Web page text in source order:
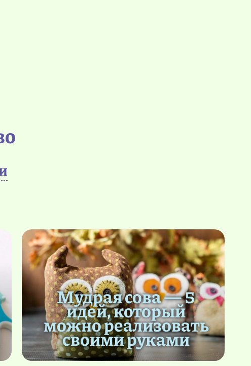
Мудрая сова — 5
идей, который
можно реализовать
своими руками